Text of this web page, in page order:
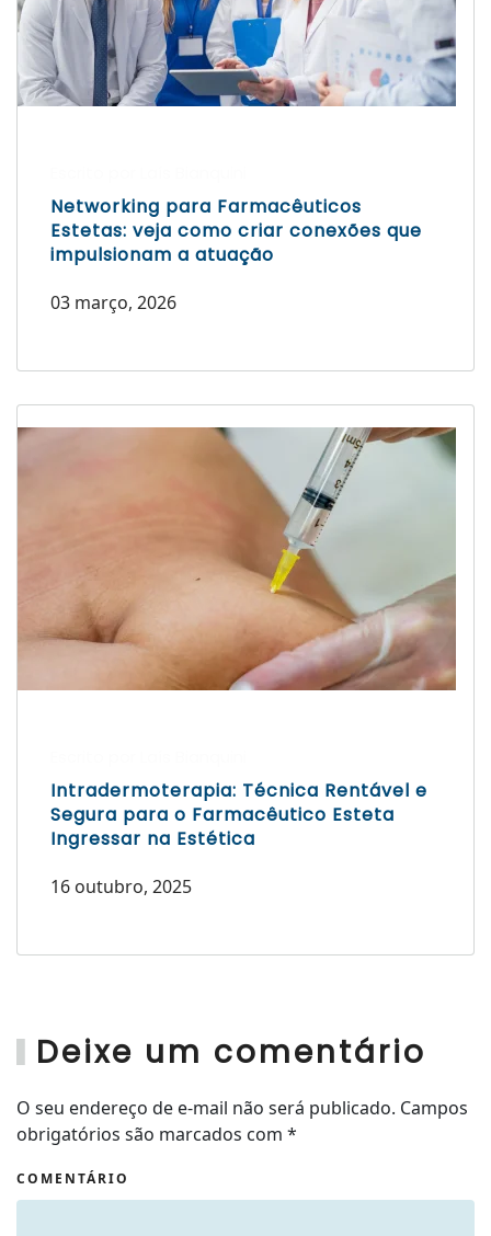
Networking para Farmacêuticos
Estetas: veja como criar conexões que
impulsionam a atuação
03 março, 2026
Intradermoterapia: Técnica Rentável e
Segura para o Farmacêutico Esteta
Ingressar na Estética
16 outubro, 2025
Deixe um comentário
O seu endereço de e-mail não será publicado. Campos
obrigatórios são marcados com *
COMENTÁRIO